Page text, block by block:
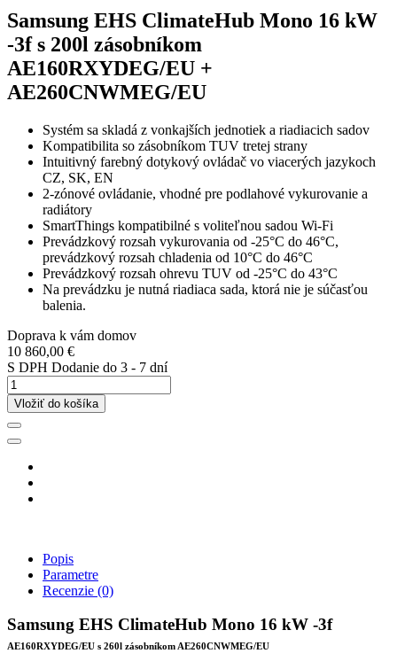
Samsung EHS ClimateHub Mono 16 kW
-3f s 200l zásobníkom
AE160RXYDEG/EU +
AE260CNWMEG/EU
Systém sa skladá z vonkajších jednotiek a riadiacich sadov
Kompatibilita so zásobníkom TUV tretej strany
Intuitivný farebný dotykový ovládač vo viacerých jazykoch
CZ, SK, EN
2-zónové ovládanie, vhodné pre podlahové vykurovanie a
radiátory
SmartThings kompatibilné s voliteľnou sadou Wi-Fi
Prevádzkový rozsah vykurovania od -25°C do 46°C,
prevádzkový rozsah chladenia od 10°C do 46°C
Prevádzkový rozsah ohrevu TUV od -25°C do 43°C
Na prevádzku je nutná riadiaca sada, ktorá nie je súčasťou
balenia.
Doprava k vám domov
10 860,00 €
S DPH Dodanie do 3 - 7 dní
Vložiť do košíka
Popis
Parametre
Recenzie (0)
Samsung EHS ClimateHub Mono 16 kW -3f
AE160RXYDEG/EU s 260l zásobníkom AE260CNWMEG/EU